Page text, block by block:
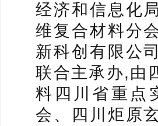
经济和信息化
维复合材料分
新科创有限公
联合主承办,由
料四川省重点
会、四川炬原